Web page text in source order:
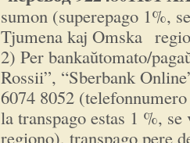
sumon (superepago 1%,
Tjumena kaj Omska
2) Per bankaŭtomato/
Rossii”, “Sberbank
6074 8052
la transpago estas 1 %,
regiono), transpago pere